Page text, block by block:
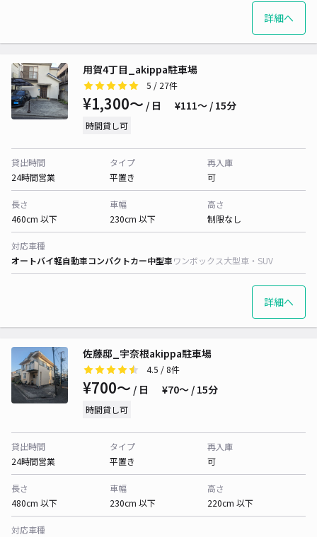
詳細へ
用賀4丁目_akippa駐車場
5 / 27件
¥1,300〜 / 日 ¥111〜 / 15分
時間貸し可
貸出時間
24時間営業
タイプ
平置き
再入庫
可
長さ
460cm 以下
車幅
230cm 以下
高さ
制限なし
対応車種
オートバイ軽自動車コンパクトカー中型車ワンボックス大型車・SUV
詳細へ
佐藤邸_宇奈根akippa駐車場
4.5 / 8件
¥700〜 / 日 ¥70〜 / 15分
時間貸し可
貸出時間
24時間営業
タイプ
平置き
再入庫
可
長さ
480cm 以下
車幅
230cm 以下
高さ
220cm 以下
対応車種